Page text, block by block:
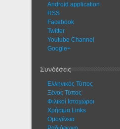
Android application
RSS
Facebook
Twitter
Youtube Channel
Google+
Συνδέσεις
Ελληνικός Τύπος
Ξένος Τύπος
Φιλικοί Ιστοχώροι
Χρήσιμα Links
Ομογένεια